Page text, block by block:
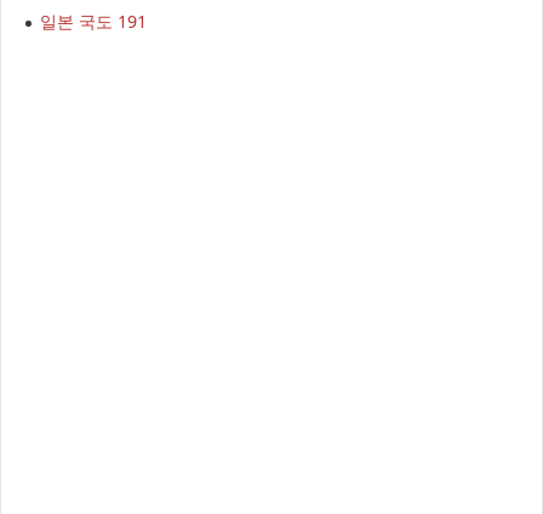
일본 국도 191